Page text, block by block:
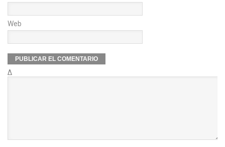
Web
Δ